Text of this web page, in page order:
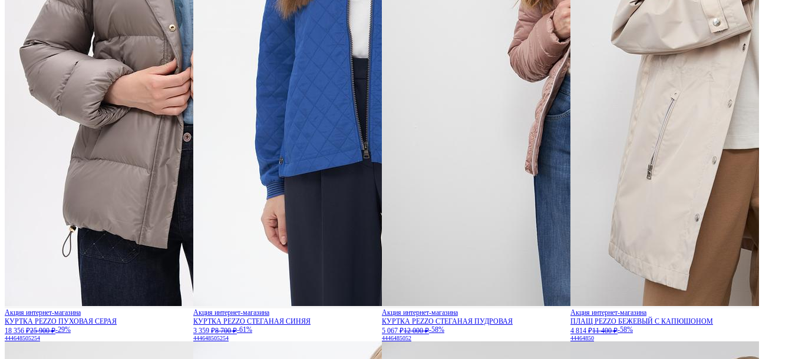
Акция интернет-магазина
КУРТКА PEZZO ПУХОВАЯ СЕРАЯ
18 356 ₽25 900 ₽-29%
444648505254
Акция интернет-магазина
КУРТКА PEZZO СТЕГАНАЯ СИНЯЯ
3 359 ₽8 700 ₽-61%
444648505254
Акция интернет-магазина
КУРТКА PEZZO СТЕГАНАЯ ПУДРОВАЯ
5 067 ₽12 000 ₽-58%
4446485052
Акция интернет-магазина
ПЛАЩ PEZZO БЕЖЕВЫЙ С КАПЮШОНОМ
4 814 ₽11 400 ₽-58%
44464850